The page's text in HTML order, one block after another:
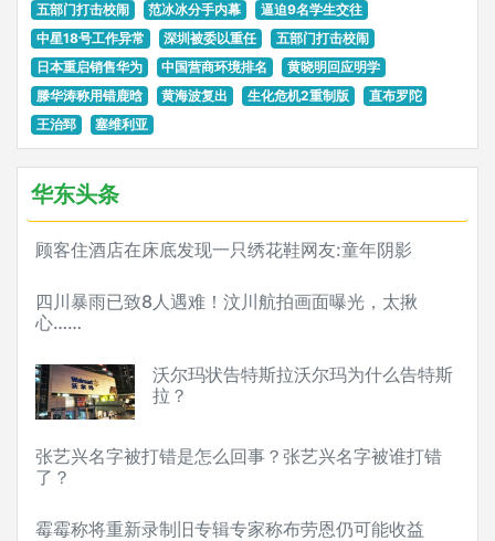
五部门打击校闹
范冰冰分手内幕
逼迫9名学生交往
中星18号工作异常
深圳被委以重任
五部门打击校闹
日本重启销售华为
中国营商环境排名
黄晓明回应明学
滕华涛称用错鹿晗
黄海波复出 生化危机2重制版
直布罗陀
王治郅
塞维利亚
华东头条
顾客住酒店在床底发现一只绣花鞋网友:童年阴影
四川暴雨已致8人遇难！汶川航拍画面曝光，太揪
心……
沃尔玛状告特斯拉沃尔玛为什么告特斯
拉？
张艺兴名字被打错是怎么回事？张艺兴名字被谁打错
了？
霉霉称将重新录制旧专辑专家称布劳恩仍可能收益